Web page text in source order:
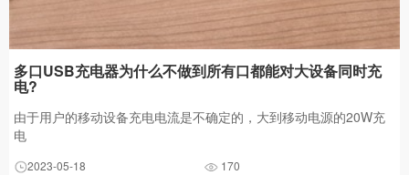
多口USB充电器为什么不做到所有口都能对大设备同时充
电?
由于用户的移动设备充电电流是不确定的，大到移动电源的20W充
电
2023-05-18 170